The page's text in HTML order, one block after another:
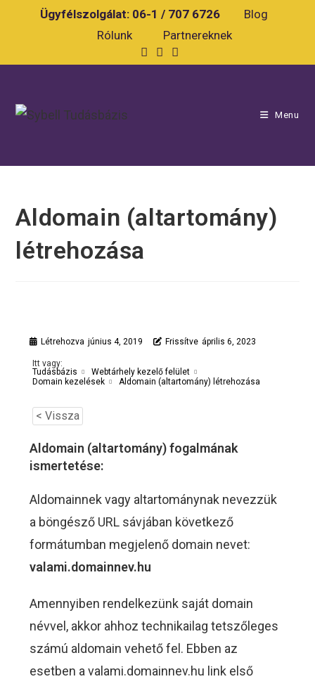
Ügyfélszolgálat: 06-1 / 707 6726
Blog
Rólunk
Partnereknek
Menu
Aldomain (altartomány)
létrehozása
Létrehozva június 4, 2019 Frissítve április 6, 2023
Itt vagy:
Tudásbázis
Webtárhely kezelő felület
Domain kezelések
Aldomain (altartomány) létrehozása
< Vissza
Aldomain (altartomány) fogalmának
ismertetése:
Aldomainnek vagy altartománynak nevezzük
a böngésző URL sávjában következő
formátumban megjelenő domain nevet:
valami.domainnev.hu
Amennyiben rendelkezünk saját domain
névvel, akkor ahhoz technikailag tetszőleges
számú aldomain vehető fel. Ebben az
esetben a valami.domainnev.hu link első